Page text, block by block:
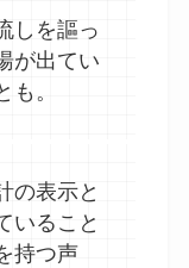
しを謳っ
が出てい
。
の表示と
いること
持つ声